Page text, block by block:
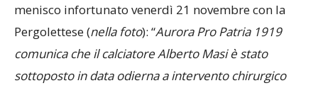
menisco infortunato venerdì 21 novembre con la
Pergolettese (nella foto): “Aurora Pro Patria 1919
comunica che il calciatore Alberto Masi è stato
sottoposto in data odierna a intervento chirurgico